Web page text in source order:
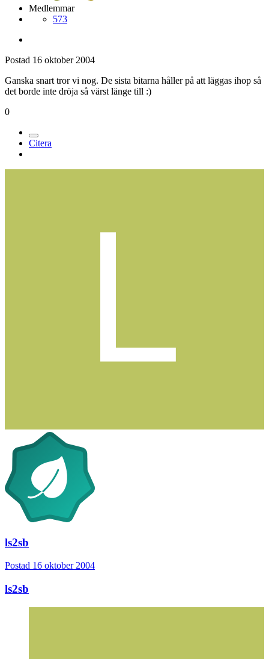
Medlemmar
573
Postad 16 oktober 2004
Ganska snart tror vi nog. De sista bitarna håller på att läggas ihop så
det borde inte dröja så värst länge till :)
0
Citera
ls2sb
Postad 16 oktober 2004
ls2sb